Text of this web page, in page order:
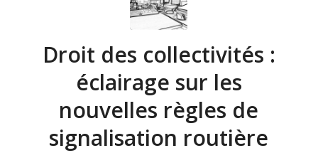
Droit des collectivités :
éclairage sur les
nouvelles règles de
signalisation routière